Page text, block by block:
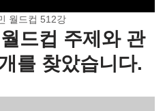
월드컵 512강
드컵 주제와 관
를 찾았습니다.